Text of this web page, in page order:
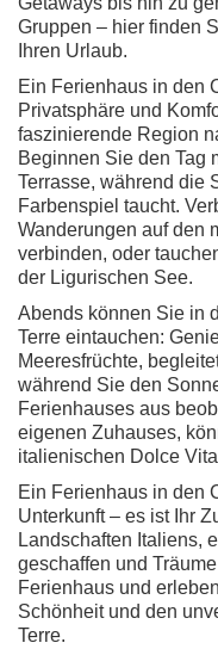
Gruppen – hier finden
Ihren Urlaub.
Ein Ferienhaus in den
Privatsphäre und
faszinierende Region
Beginnen Sie den Tag
Terrasse, während die
Farbenspiel taucht.
Wanderungen auf den
verbinden, oder
der Ligurischen See.
Abends können Sie in
Terre eintauchen:
Meeresfrüchte,
während Sie den
Ferienhauses aus
eigenen Zuhauses,
italienischen Dolce
Ein Ferienhaus in den
Unterkunft – es ist Ihr
Landschaften Italiens,
geschaffen und
Ferienhaus und
Schönheit und den
Terre.